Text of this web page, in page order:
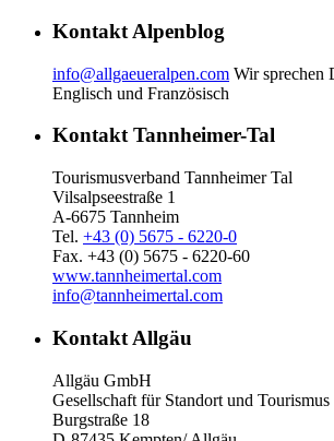
Kontakt Alpenblog
info@allgaeueralpen.com Wir sprechen
Englisch und Französisch
Kontakt Tannheimer-Tal
Tourismusverband Tannheimer Tal
Vilsalpseestraße 1
A-6675 Tannheim
Tel. +43 (0) 5675 - 6220-0
Fax. +43 (0) 5675 - 6220-60
www.tannheimertal.com
info@tannheimertal.com
Kontakt Allgäu
Allgäu GmbH
Gesellschaft für Standort und Tourismus
Burgstraße 18